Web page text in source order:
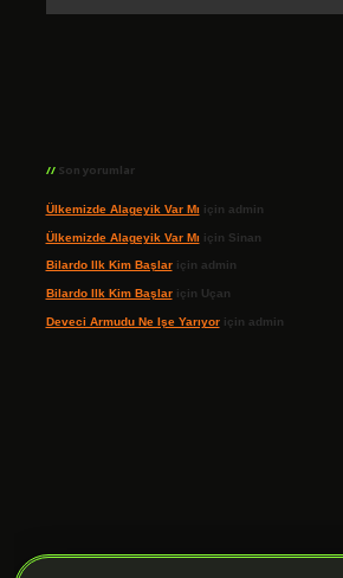
Son yorumlar
Ülkemizde Alageyik Var Mı için admin
Ülkemizde Alageyik Var Mı için Sinan
Bilardo Ilk Kim Başlariçin admin
Bilardo Ilk Kim Başlariçin Uçan
Deveci Armudu Ne Işe Yarıyoriçin admin